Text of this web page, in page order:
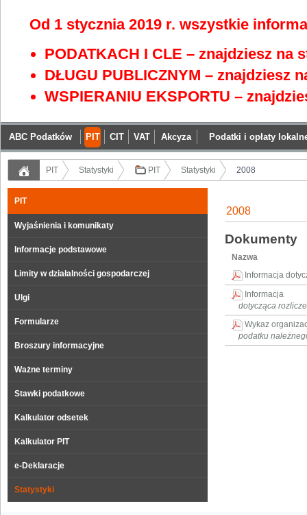
Od 1 stycznia 2019 r. wszystkie
PODATKACH I CLE – znajdziesz na
DŁUGU PUBLICZNYM – znajdziesz
WSPIERANIU EKSPORTU –
ABC Podatków PIT CIT VAT Akcyza Podatki i opłaty
PIT Statystyki PIT Statystyki 2008
PIT
Wyjaśnienia i komunikaty
Informacje podstawowe
Limity w działalności gospodarczej
Ulgi
Formularze
Broszury informacyjne
Ważne terminy
Stawki podatkowe
Kalkulator odsetek
Kalkulator PIT
e-Deklaracje
Statystyki
2008
Dokumenty
Nazwa
Informacja
Informacja
dotycząca
Wykaz
podatku